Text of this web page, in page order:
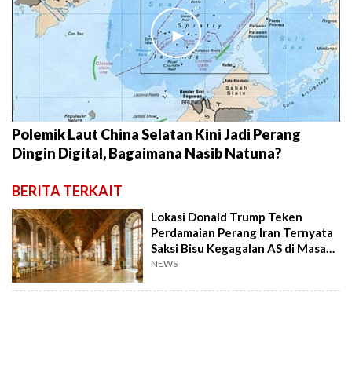
►
Polemik Laut China Selatan Kini Jadi Perang
Dingin Digital, Bagaimana Nasib Natuna?
BERITA TERKAIT
Lokasi Donald Trump Teken
Perdamaian Perang Iran Ternyata
Saksi Bisu Kegagalan AS di Masa
Lalu
NEWS